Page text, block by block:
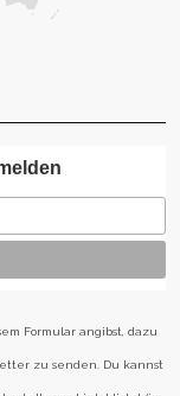
Formular angibst, dazu
zu senden. Du kannst